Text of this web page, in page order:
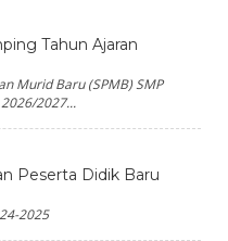
Tahun Ajaran
Murid Baru (SPMB) SMP
2027...
Peserta Didik Baru
2025